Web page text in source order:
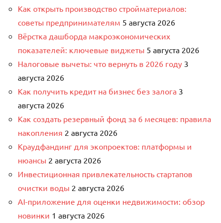
Как открыть производство стройматериалов:
советы предпринимателям 5 августа 2026
Вёрстка дашборда макроэкономических
показателей: ключевые виджеты 5 августа 2026
Налоговые вычеты: что вернуть в 2026 году 3
августа 2026
Как получить кредит на бизнес без залога 3
августа 2026
Как создать резервный фонд за 6 месяцев: правила
накопления 2 августа 2026
Краудфандинг для экопроектов: платформы и
нюансы 2 августа 2026
Инвестиционная привлекательность стартапов
очистки воды 2 августа 2026
AI-приложение для оценки недвижимости: обзор
новинки 1 августа 2026